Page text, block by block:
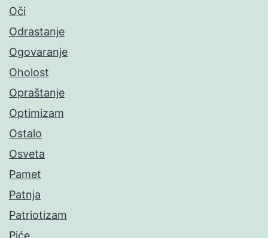
Oči
Odrastanje
Ogovaranje
Oholost
Opraštanje
Optimizam
Ostalo
Osveta
Pamet
Patnja
Patriotizam